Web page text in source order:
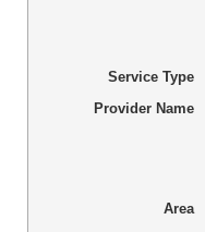
Service Type
Provider Name
Area